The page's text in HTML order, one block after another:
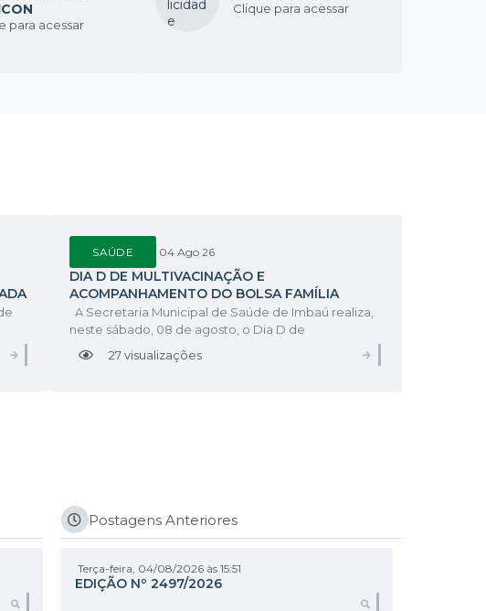
para acessar
Clique para acessar
VER MAIS
DIA D DE MULTIVACINAÇÃO E
ACOMPANHAMENTO DO BOLSA FAMÍLIA
ACONTECE NESTE SÁBADO (08)
04 Ago 26
SAÚDE
27visualizações
A Secretaria Municipal de Saúde de Imbaú realiza,
neste sábado, 08 de agosto, o Dia D de
Condicionalidades do Programa Bolsa Família. A
Postagens Anteriores
EDIÇÃO Nº 2497/2026
Terça-feira 04/08/2026 15:51